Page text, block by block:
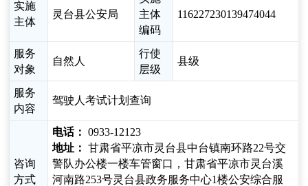
实施
主体
灵台县公安局
主体
编码
116227230139474044
服务
对象
自然人
行使
层级
县级
服务
内容
驾驶人考试计划查询
咨询
方式
电话： 0933-12123
地址： 甘肃省平凉市灵台县中台镇南环路22号交
警队办公楼一楼车管窗口，甘肃省平凉市灵台溪
河南路253号灵台县政务服务中心1楼公安综合服